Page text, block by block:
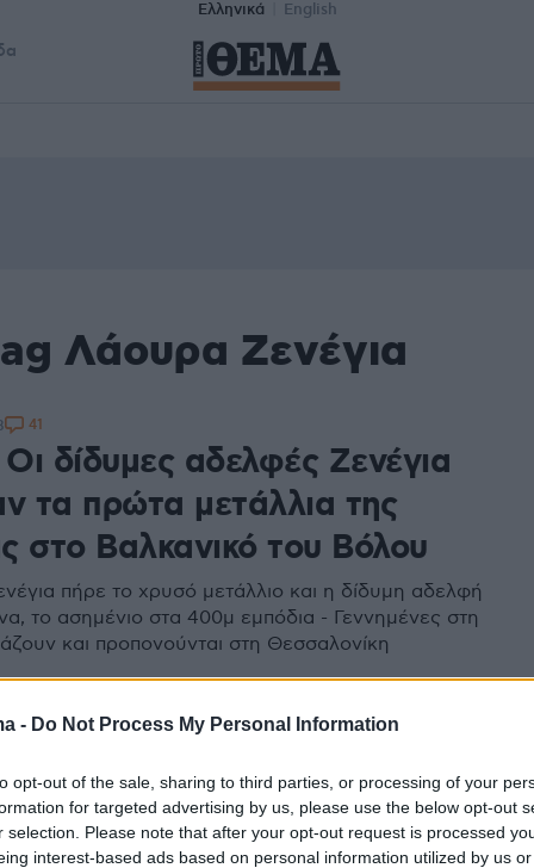
- Do Not Process My Personal Information
opt-out of the sale, sharing to third parties, or processing of your
for targeted advertising by us, please use the below opt-out
selection. Please note that after your opt-out request is processed
interest-based ads based on personal information utilized by us
Ελληνικά English
Λάουρα Ζενέγια
δίδυμες αδελφές Ζενέγια
τα πρώτα μετάλλια της
στο Βαλκανικό του Βόλου
πήρε το χρυσό μετάλλιο και η δίδυμη αδελφή
το ασημένιο στα 400μ εμπόδια - Γεννημένες στη
και προπονούνται στη Θεσσαλονίκη
41
400μ. με εμπόδια στο
στο Μπέργκεν - Βίντεο